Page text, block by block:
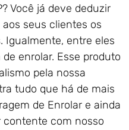
Portão de Garagem de
Enrolar em Paraty – RJ
Portão de Garagem de
Enrolar em Nova Iguaçu – RJ
Portão de Garagem de
Enrolar em Nova Friburgo –
RJ
Você já deve deduzir
seus clientes os
Igualmente, entre eles
enrolar. Esse produto
pela nossa
tudo que há de mais
de Enrolar e ainda
com nosso